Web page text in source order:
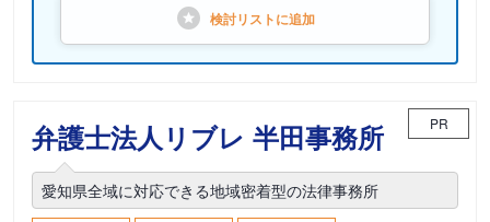
検討リストに追加
弁護士法人リブレ 半田事務所 PR
愛知県全域に対応できる地域密着型の法律事務所